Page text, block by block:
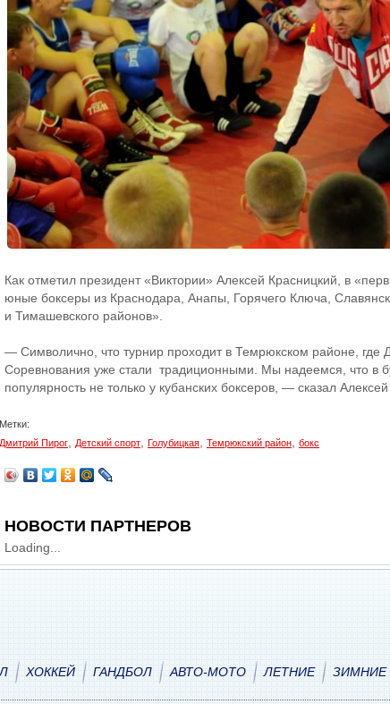
Как отметил президент «Виктории» Алексей Красницкий, в
юные боксеры из Краснодара, Анапы, Горячего Ключа,
и Тимашевского районов».
— Символично, что турнир проходит в Темрюкском районе, где
Соревнования уже стали традиционными. Мы надеемся, что в
популярность не только у кубанских боксеров, — сказал Алексей
Метки:
Дмитрий Пирог
Детский спорт Голубицкая Темрюкский район бокс
НОВОСТИ ПАРТНЕРОВ
Loading...
ХОККЕЙ ГАНДБОЛ АВТО-МОТО ЛЕТНИЕ ЗИМНИЕ